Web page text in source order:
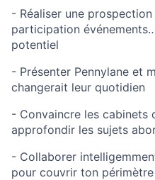
- Réaliser une
participation
potentiel
- Présenter Pennylane et
changerait leur quotidien
- Convaincre les cabinets
approfondir les sujets
- Collaborer
pour couvrir ton